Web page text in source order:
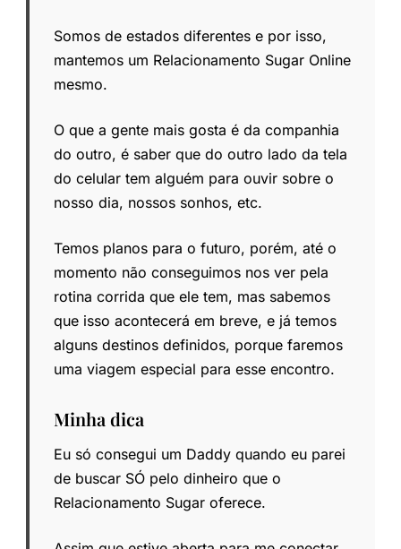
Somos de estados diferentes e por isso,
mantemos um Relacionamento Sugar Online
mesmo.
O que a gente mais gosta é da companhia
do outro, é saber que do outro lado da tela
do celular tem alguém para ouvir sobre o
nosso dia, nossos sonhos, etc.
Temos planos para o futuro, porém, até o
momento não conseguimos nos ver pela
rotina corrida que ele tem, mas sabemos
que isso acontecerá em breve, e já temos
alguns destinos definidos, porque faremos
uma viagem especial para esse encontro.
Minha dica
Eu só consegui um Daddy quando eu parei
de buscar SÓ pelo dinheiro que o
Relacionamento Sugar oferece.